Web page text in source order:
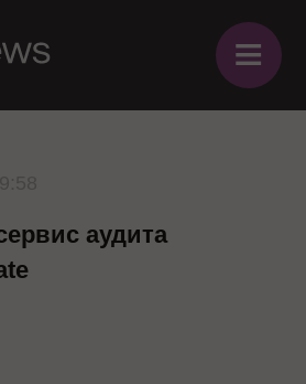
≡
аудита